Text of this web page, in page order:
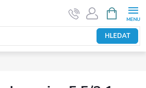
HLEDAT
NÁKUPNÍ
KOŠÍK